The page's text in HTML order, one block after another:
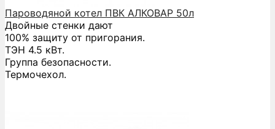
Пароводяной котел ПВК АЛКОВАР 50л
Двойные стенки дают
100% защиту от пригорания.
ТЭН 4.5 кВт.
Группа безопасности.
Термочехол.